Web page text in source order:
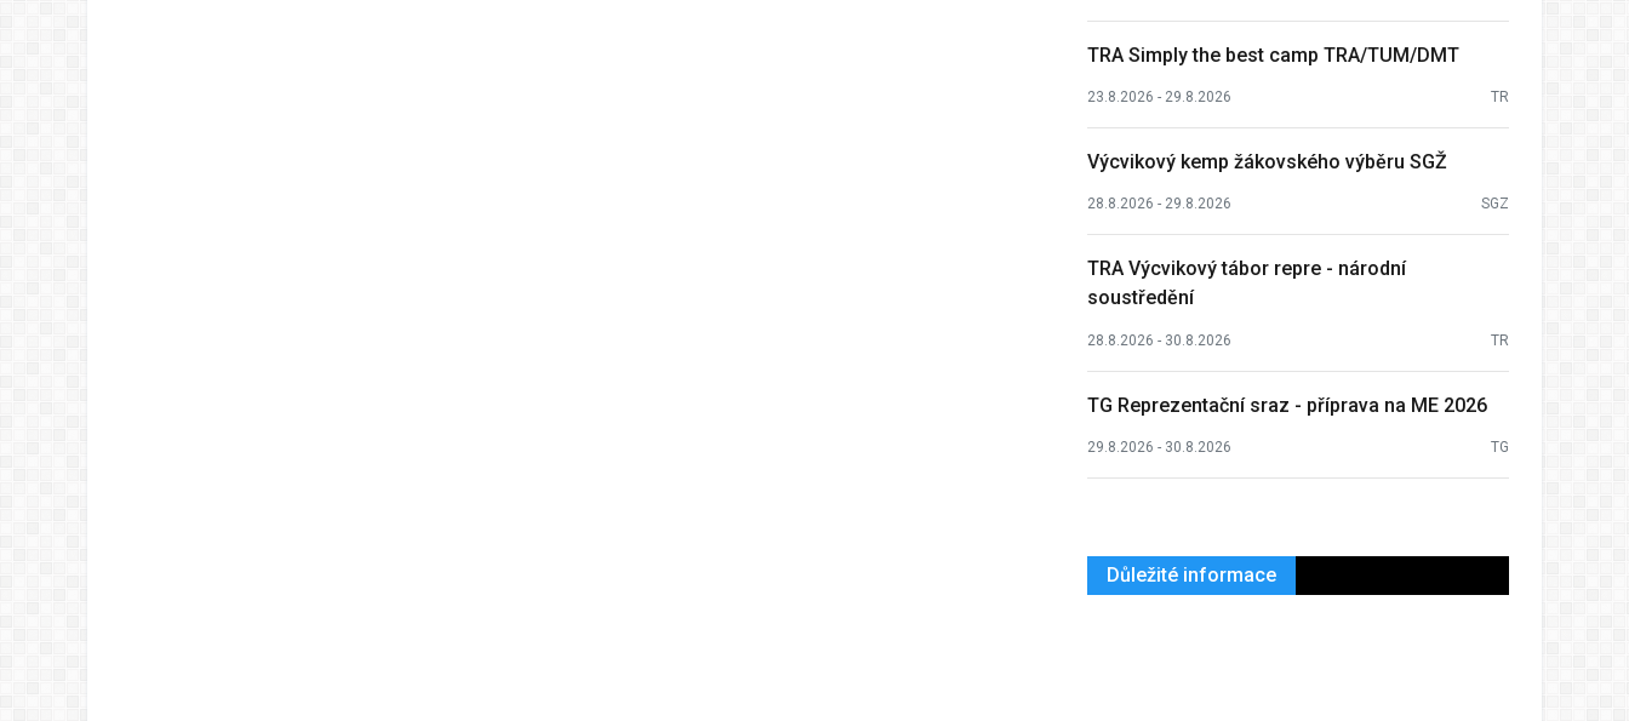
TRA Simply the best camp TRA/TUM/DMT
23.8.2026 - 29.8.2026 TR
Výcvikový kemp žákovského výběru SGŽ
28.8.2026 - 29.8.2026 SGZ
TRA Výcvikový tábor repre - národní
soustředění
28.8.2026 - 30.8.2026 TR
TG Reprezentační sraz - příprava na ME 2026
29.8.2026 - 30.8.2026 TG
Důležité informace